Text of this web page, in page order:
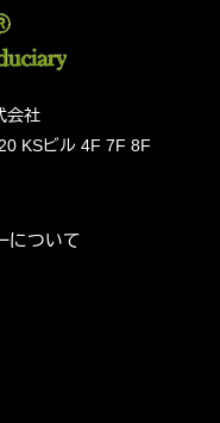
会社
KSビル 4F 7F 8F
について